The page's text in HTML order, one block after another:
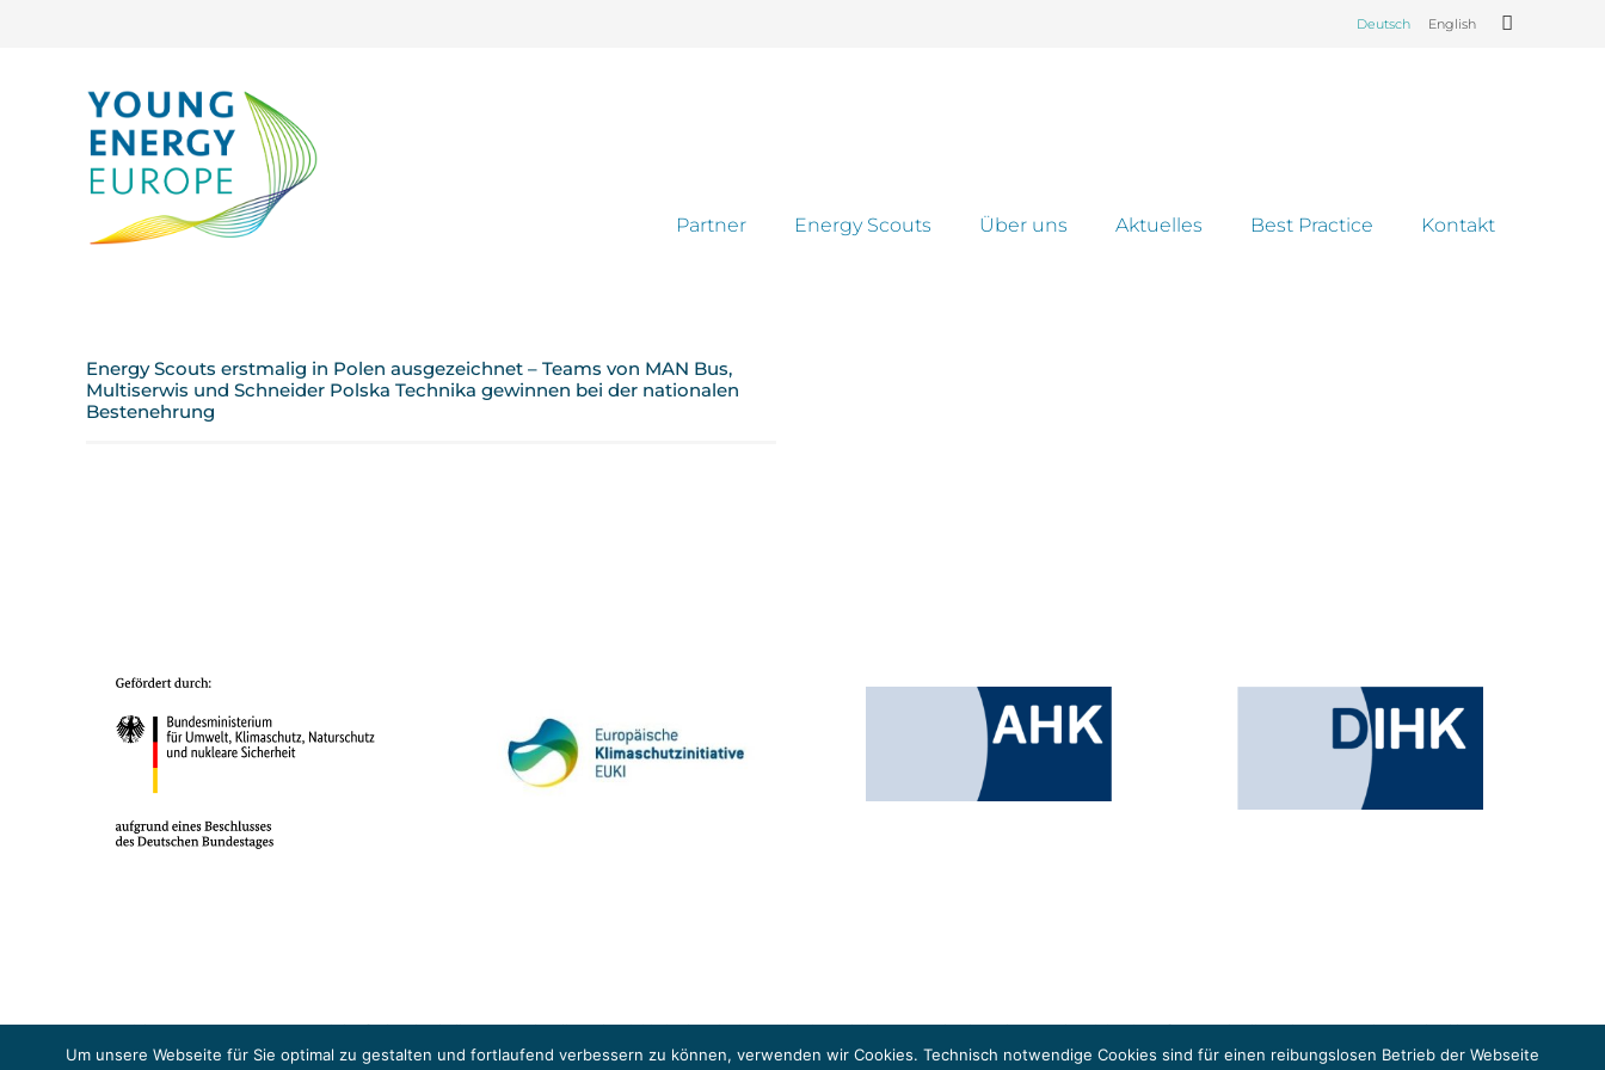
Deutsch English
Partner Energy Scouts Über uns Aktuelles Best Practice Kontakt
Energy Scouts erstmalig in Polen ausgezeichnet – Teams von MAN Bus,
Multiserwis und Schneider Polska Technika gewinnen bei der nationalen
Bestenehrung
Das Projekt YOUNG ENERGY EUROPE wird gefördert durch die Europäische Klimaschutzinitiative (EUKI). Die EUKI ist ein Förderinstrument des deutschen Bundesministeriums für Umwelt, Klimaschutz, Naturschutz und nukleare
Abkommens voranzutreiben.
Um unsere Webseite für Sie optimal zu gestalten und fortlaufend verbessern zu können, verwenden wir Cookies. Technisch notwendige Cookies sind für einen reibungslosen Betrieb der Webseite